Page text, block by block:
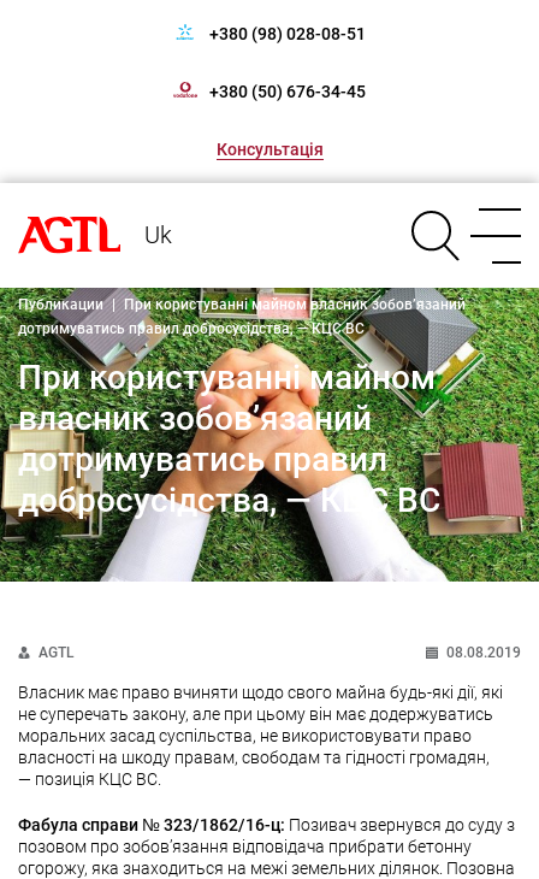
+380 (98) 028-08-51
+380 (50) 676-34-45
Консультація
Uk
Публикации | При користуванні майном власник зобов’язаний
дотримуватись правил добросусідства, — КЦС ВС
При користуванні майном
власник зобов’язаний
дотримуватись правил
добросусідства, — КЦС ВС
AGTL 08.08.2019
Власник має право вчиняти щодо свого майна будь-які дії, які
не суперечать закону, але при цьому він має додержуватись
моральних засад суспільства, не використовувати право
власності на шкоду правам, свободам та гідності громадян,
— позиція КЦС ВС.
Фабула справи № 323/1862/16-ц: Позивач звернувся до суду з
позовом про зобов’язання відповідача прибрати бетонну
огорожу, яка знаходиться на межі земельних ділянок. Позовна